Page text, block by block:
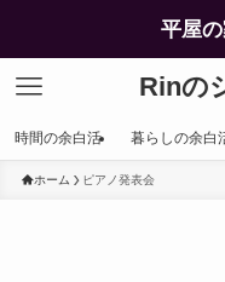
平屋
Rinの
時間の余白活 暮らしの余白
ホーム ピアノ発表会